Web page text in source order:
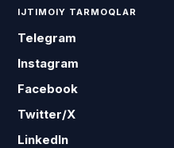
IJTIMOIY TARMOQLAR
Telegram
Instagram
Facebook
Twitter/X
LinkedIn